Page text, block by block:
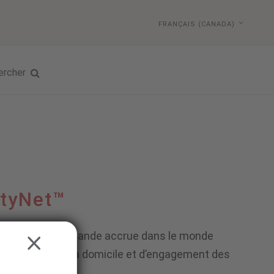
FRANÇAIS (CANADA)
a créé une demande accrue dans le monde
surveillance à domicile et d’engagement des
CLOSE